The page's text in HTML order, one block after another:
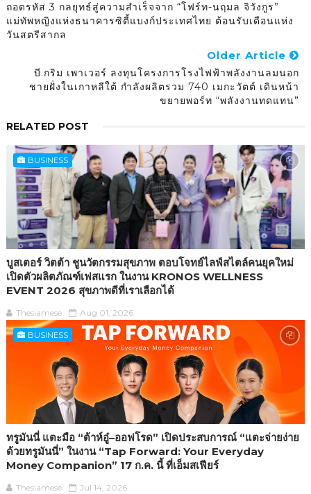
ถอดรหัส 3 กลยุทธ์สู่ความสำเร็จจาก “โฟร์ท-นฤมล จิวังกูร”
แม่ทัพหญิงแห่งธนาคารซิตี้แบงก์ประเทศไทย ต้อนรับเดือนแห่ง
วันสตรีสากล
Older Article
บี.กริม เพาเวอร์ ลงทุนโครงการโรงไฟฟ้าพลังงานลมนอก
ชายฝั่งในเกาหลีใต้ กำลังผลิตรวม 740 เมกะวัตต์ เดินหน้า
ขยายพอร์ท “พลังงานทดแทน”
RELATED POST
BUSINESS
บูสเตอร์ วิตต้า ชูนวัตกรรมสุขภาพ ตอบโจทย์ไลฟ์สไตล์คนยุคใหม่
เปิดตัวผลิตภัณฑ์เฟสแรก ในงาน KRONOS WELLNESS
EVENT 2026 สุขภาพดีที่เราเลือกได้
Thesiamese Aug 01, 2026
BUSINESS
ทรูมันนี่ แตะมือ “ต้าห์อู๋–ออฟโรด” เปิดประสบการณ์ “แตะจ่ายง่าย
ด้วยทรูมันนี่” ในงาน “Tap Forward: Your Everyday
Money Companion” 17 ก.ค. นี้ ที่เอ็มสเฟียร์
Thesiamese Jul 14, 2026